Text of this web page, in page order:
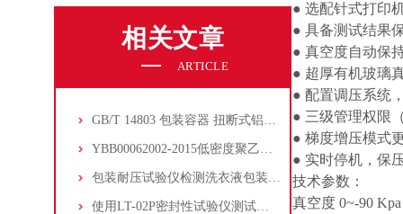
相关文章
ARTICLE
GB/T 14803 包装容器 扭断式铝防盗瓶盖
YBB00062002-2015低密度聚乙烯药用滴眼剂瓶
包装耐压试验仪检测洗衣液包装袋的耐压性能
使用LT-02P密封性试验仪测试液体软包装的密封性能
● 选配针式打印
● 具备测试结果
● 真空度自动保
● 超厚有机玻璃
● 配置调压系统
● 三级管理权限
● 梯度增压模式
● 实时停机，保
技术参数：
真空度 0~-90 Kpa